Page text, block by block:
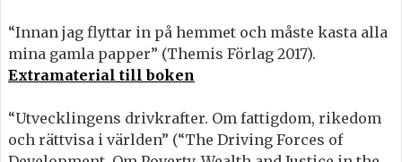
“Innan jag flyttar in på hemmet och måste kasta alla
mina gamla papper” (Themis Förlag 2017).
Extramaterial till boken
“Utvecklingens drivkrafter. Om fattigdom, rikedom
och rättvisa i världen” (“The Driving Forces of